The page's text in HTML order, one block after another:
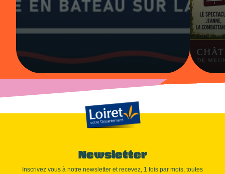
Newsletter
Inscrivez vous à notre newsletter et recevez, 1 fois par mois, toutes